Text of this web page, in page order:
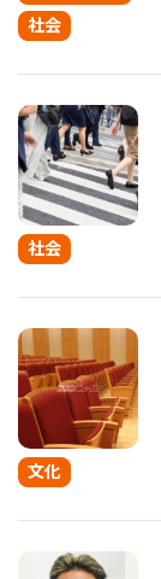
社会
社会
文化